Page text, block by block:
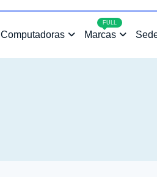
Computadoras Marcas
FULL